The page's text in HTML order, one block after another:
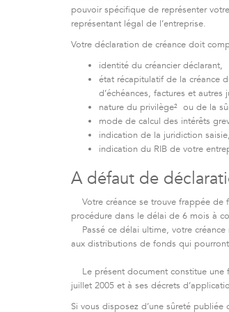
pouvoir spécifique de représenter
représentant légal de l’entreprise.
Votre déclaration de créance doit
identité du créancier déclarant,
état récapitulatif de la créance
d’échéances, factures et autres
nature du privilège² ou de la
mode de calcul des intérêts
indication de la juridiction
indication du RIB de votre
A défaut de
Votre créance se trouve frappée de
procédure dans le délai de 6 mois à
Passé ce délai ultime, votre
aux distributions de fonds qui
Le présent document constitue une
juillet 2005 et à ses décrets
Si vous disposez d’une sûreté